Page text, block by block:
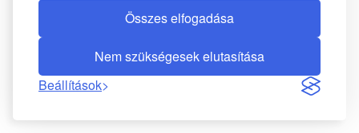
Összes elfogadása
Nem szükségesek elutasítása
Beállítások